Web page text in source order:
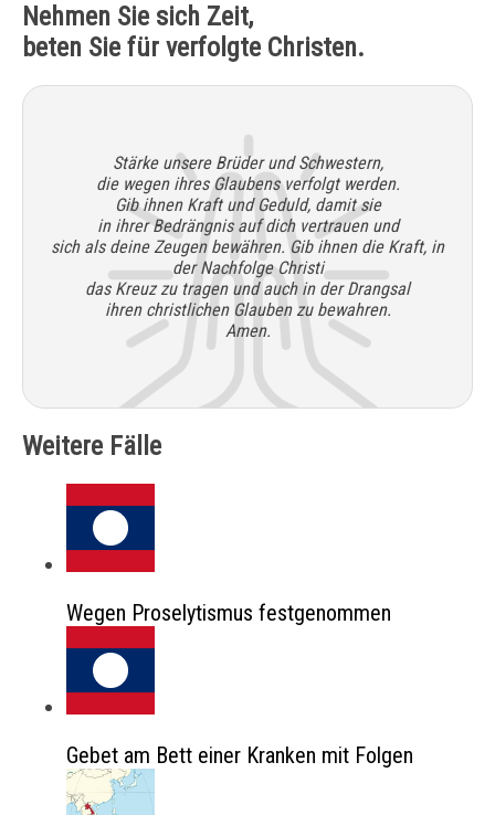
Nehmen Sie sich Zeit,
beten Sie für verfolgte Christen.
Stärke unsere Brüder und Schwestern,
die wegen ihres Glaubens verfolgt werden.
Gib ihnen Kraft und Geduld, damit sie
in ihrer Bedrängnis auf dich vertrauen und
sich als deine Zeugen bewähren. Gib ihnen die Kraft, in
der Nachfolge Christi
das Kreuz zu tragen und auch in der Drangsal
ihren christlichen Glauben zu bewahren.
Amen.
Weitere Fälle
Wegen Proselytismus festgenommen
Gebet am Bett einer Kranken mit Folgen